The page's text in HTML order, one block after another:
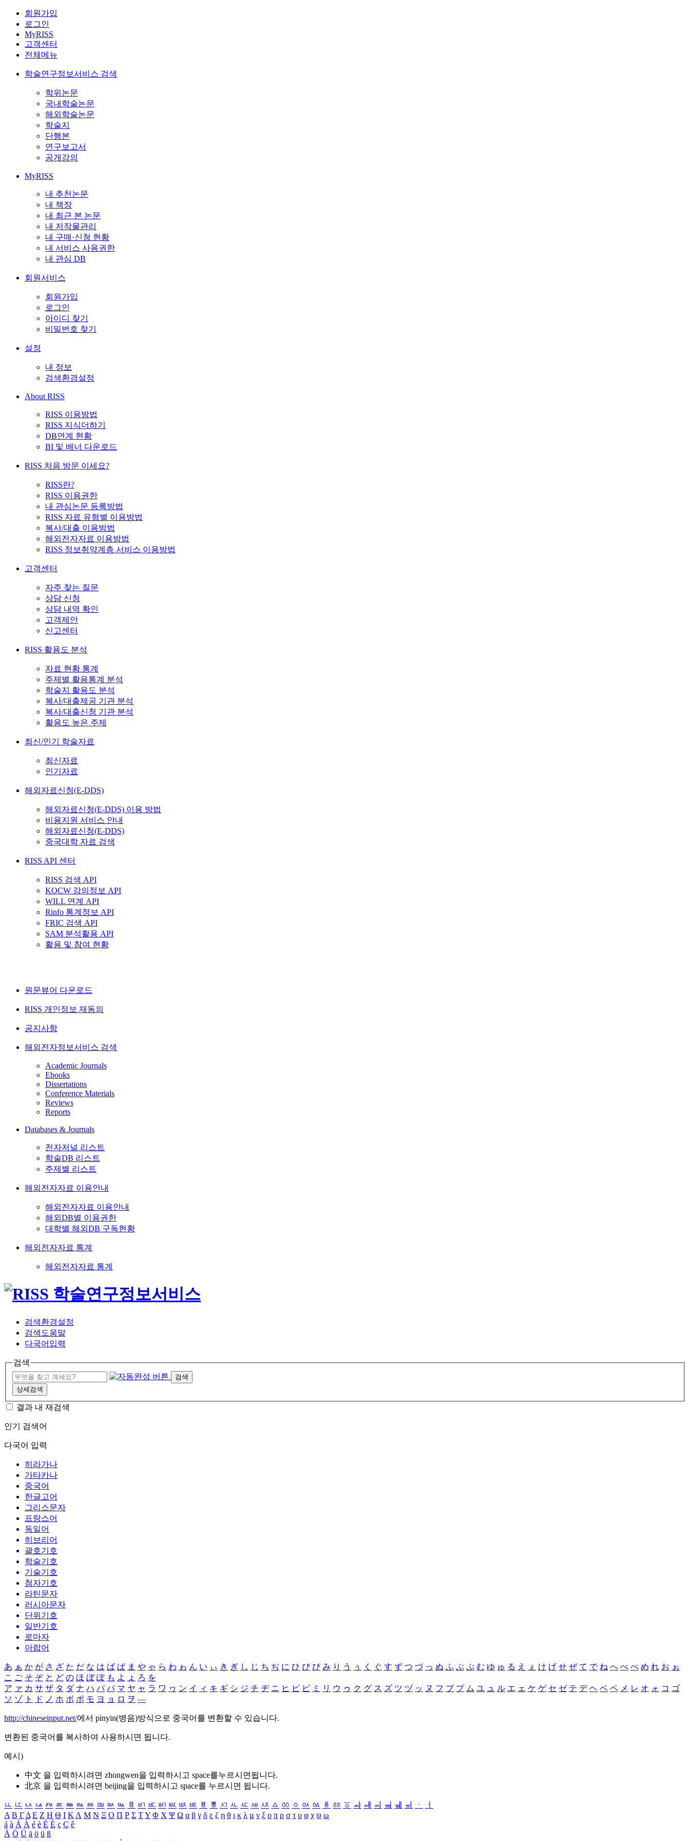
회원가입
로그인
MyRISS
고객센터
전체메뉴
학술연구정보서비스 검색
학위논문
국내학술논문
해외학술논문
학술지
단행본
연구보고서
공개강의
MyRISS
내 추천논문
내 책장
내 최근 본 논문
내 저작물관리
내 구매·신청 현황
내 서비스 사용권한
내 관심 DB
회원서비스
회원가입
로그인
아이디 찾기
비밀번호 찾기
설정
내 정보
검색환경설정
About RISS
RISS 이용방법
RISS 지식더하기
DB연계 현황
BI 및 배너 다운로드
RISS 처음 방문 이세요?
RISS란?
RISS 이용권한
내 관심논문 등록방법
RISS 자료 유형별 이용방법
복사/대출 이용방법
해외전자자료 이용방법
RISS 정보취약계층 서비스 이용방법
고객센터
자주 찾는 질문
상담 신청
상담 내역 확인
고객제안
신고센터
RISS 활용도 분석
자료 현황 통계
주제별 활용통계 분석
학술지 활용도 분석
복사/대출제공 기관 분석
복사/대출신청 기관 분석
활용도 높은 주제
최신/인기 학술자료
최신자료
인기자료
해외자료신청(E-DDS)
해외자료신청(E-DDS) 이용 방법
비용지원 서비스 안내
해외자료신청(E-DDS)
중국대학 자료 검색
RISS API 센터
RISS 검색 API
KOCW 강의정보 API
WILL 연계 API
Rinfo 통계정보 API
FRIC 검색 API
SAM 분석활용 API
활용 및 참여 현황
원문뷰어 다운로드
RISS 개인정보 재동의
공지사항
해외전자정보서비스 검색
Academic Journals
Ebooks
Dissertations
Conference Materials
Reviews
Reports
Databases & Journals
전자저널 리스트
학술DB 리스트
주제별 리스트
해외전자자료 이용안내
해외전자자료 이용안내
해외DB별 이용권한
대학별 해외DB 구독현황
해외전자자료 통계
해외전자자료 통계
검색환경설정
검색도움말
다국어입력
검색
검색
상세검색
결과 내 재검색
인기 검색어
다국어 입력
히라가나
가타카나
중국어
한글고어
그리스문자
프랑스어
독일어
히브리어
괄호기호
학술기호
기술기호
첨자기호
라틴문자
러시아문자
단위기호
일반기호
로마자
아랍어
あ ぁ か が さ ざ た だ な は ば ぱ ま や ゃ ら わ ゎ ん い ぃ き ぎ し じ ち ぢ に ひ び ぴ み り う ぅ く ぐ す ず つ づ っ ぬ ふ ぶ ぷ む ゆ ゅ る え ぇ け げ せ ぜ て で ね へ べ ぺ め れ お ぉ
こ ご そ ぞ と ど の ほ ぼ ぽ も よ ょ ろ を
ア ァ カ サ ザ タ ダ ナ ハ バ パ マ ヤ ャ ラ ワ ヮ ン イ ィ キ ギ シ ジ チ ヂ ニ ヒ ビ ピ ミ リ ウ ゥ ク グ ス ズ ツ ヅ ッ ヌ フ ブ プ ム ユ ュ ル エ ェ ケ ゲ セ ゼ テ デ ヘ ベ ペ メ レ オ ォ コ ゴ
ソ ゾ ト ド ノ ホ ボ ポ モ ヨ ョ ロ ヲ ―
http://chineseinput.net/에서 pinyin(병음)방식으로 중국어를 변환할 수 있습니다.
변환된 중국어를 복사하여 사용하시면 됩니다.
예시)
中文 을 입력하시려면 zhongwen을 입력하시고 space를누르시면됩니다.
北京 을 입력하시려면 beijing을 입력하시고 space를 누르시면 됩니다.
ㅥ ㅦ ㅧ ㅨ ㅩ ㅪ ㅫ ㅬ ㅭ ㅮ ㅯ ㅰ ㅱ ㅲ ㅳ ㅴ ㅵ ㅶ ㅷ ㅸ ㅹ ㅺ ㅻ ㅼ ㅽ ㅾ ㅿ ㆀ ㆁ ㆂ ㆃ ㆄ ㆅ ㆆ ㆇ ㆈ ㆉ ㆊ ㆋ ㆌ ㆍ
ㆎ
Α Β ΓΔ Ε Ζ Η Θ Ι ΚΛ Μ Ν Ξ Ο Π Ρ Σ ΤΥ Φ Χ Ψ Ω α β γ δ ε ζ η θ ι κ λ μ ν ξ ο π ρ σ τ υ φ χ ψ ω
á à Á À é è É È ç Ç ê
Ä Ö Ü ä ö ü ß